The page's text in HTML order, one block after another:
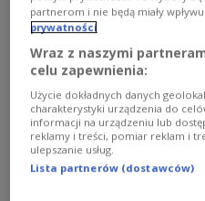
partnerom i nie będą miały
prywatności
Wraz z naszymi
celu zapewnienia:
Użycie dokładnych danych
charakterystyki urządzenia do
informacji na urządzeniu lub
reklamy i treści, pomiar reklam i
ulepszanie usług.
Lista partnerów (dostawców)